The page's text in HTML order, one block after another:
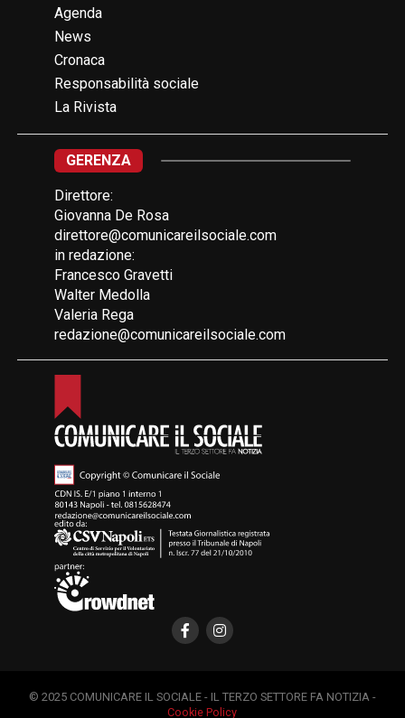
Agenda
News
Cronaca
Responsabilità sociale
La Rivista
GERENZA
Direttore:
Giovanna De Rosa
direttore@comunicareilsociale.com
in redazione:
Francesco Gravetti
Walter Medolla
Valeria Rega
redazione@comunicareilsociale.com
© 2025 COMUNICARE IL SOCIALE - IL TERZO SETTORE FA NOTIZIA -
Cookie Policy